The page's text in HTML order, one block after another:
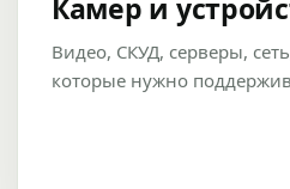
Камер и
Видео, СКУД, серверы,
которые нужно